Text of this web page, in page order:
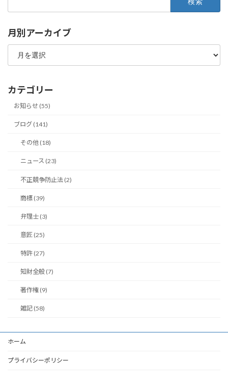
月別アーカイブ
月
ア
カ
イ
カテゴリー
お知らせ (55)
ブログ (141)
その他 (18)
ニュース (23)
不正競争防止法 (2)
商標 (39)
弁理士 (3)
意匠 (25)
特許 (27)
知財全般 (7)
著作権 (9)
雑記 (58)
ホーム
プライバシーポリシー